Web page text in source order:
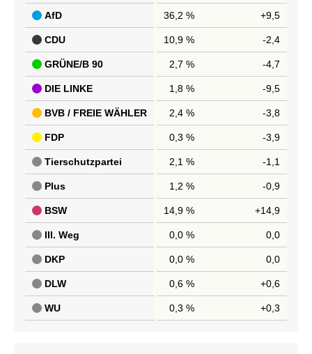
AfD 36,2 % +9,5
CDU 10,9 % -2,4
GRÜNE/B 90 2,7 % -4,7
DIE LINKE 1,8 % -9,5
BVB / FREIE WÄHLER 2,4 % -3,8
FDP 0,3 % -3,9
Tierschutzpartei 2,1 % -1,1
Plus 1,2 % -0,9
BSW 14,9 % +14,9
III. Weg 0,0 % 0,0
DKP 0,0 % 0,0
DLW 0,6 % +0,6
WU 0,3 % +0,3